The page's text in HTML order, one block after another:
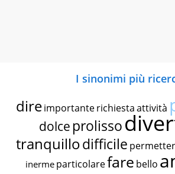
I sinonimi più
dire importante richiestaattività
dolce prolisso
tranquillodifficile
inerme particolarefare bello